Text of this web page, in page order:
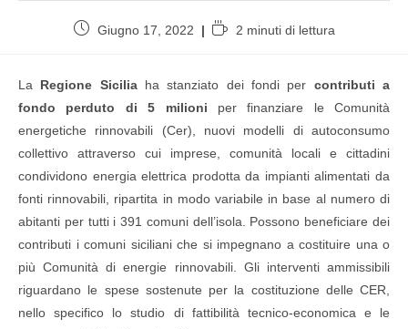
Giugno 17, 2022 2 minuti di lettura
La Regione Siciliaha stanziato dei fondi per contributi a
fondo perduto di 5 milioni per finanziare le Comunità
energetiche rinnovabili (Cer), nuovi modelli di autoconsumo
collettivo attraverso cui imprese, comunità locali e cittadini
condividono energia elettrica prodotta da impianti alimentati da
fonti rinnovabili, ripartita in modo variabile in base al numero di
abitanti per tutti i 391 comuni dell’isola. Possono beneficiare dei
contributi i comuni siciliani che si impegnano a costituire una o
più Comunità di energie rinnovabili. Gli interventi ammissibili
riguardano le spese sostenute per la costituzione delle CER,
nello specifico lo studio di fattibilità tecnico-economica e le